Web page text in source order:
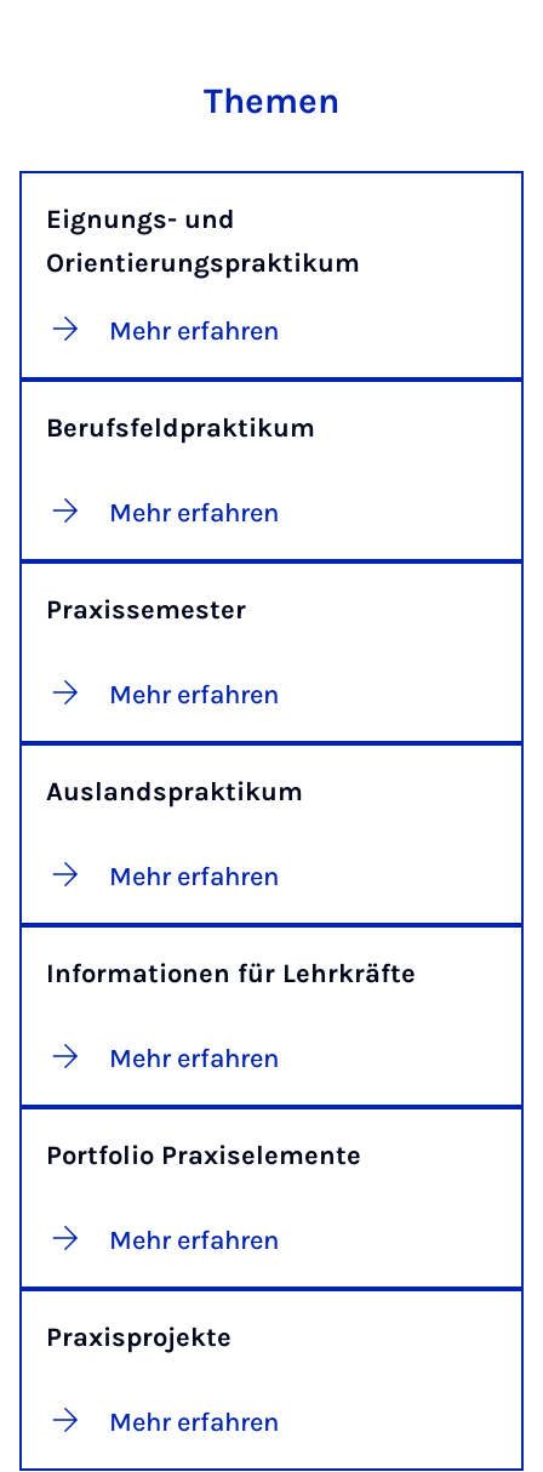
Themen
Eignungs- und
Orientierungspraktikum
Mehr erfahren
Berufsfeldpraktikum
Mehr erfahren
Praxissemester
Mehr erfahren
Auslandspraktikum
Mehr erfahren
Informationen für Lehrkräfte
Mehr erfahren
Portfolio Praxiselemente
Mehr erfahren
Praxisprojekte
Mehr erfahren